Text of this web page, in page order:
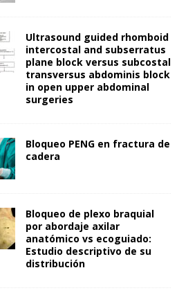
Ultrasound guided rhomboid
intercostal and subserratus
plane block versus subcostal
transversus abdominis block
in open upper abdominal
surgeries
Bloqueo PENG en fractura de
cadera
Bloqueo de plexo braquial
por abordaje axilar
anatómico vs ecoguiado:
Estudio descriptivo de su
distribución